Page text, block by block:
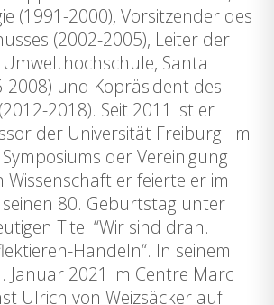
(1991-2000), Vorsitzender des
(2002-2005), Leiter der
Santa
2008) und Kopräsident des
2018). Seit 2011 ist er
der Universität Freiburg. Im
der Vereinigung
Wissenschaftler feierte er im
80. Geburtstag unter
Titel “Wir sind dran.
Handeln“. In seinem
Januar 2021 im Centre Marc
Ulrich von Weizsäcker auf